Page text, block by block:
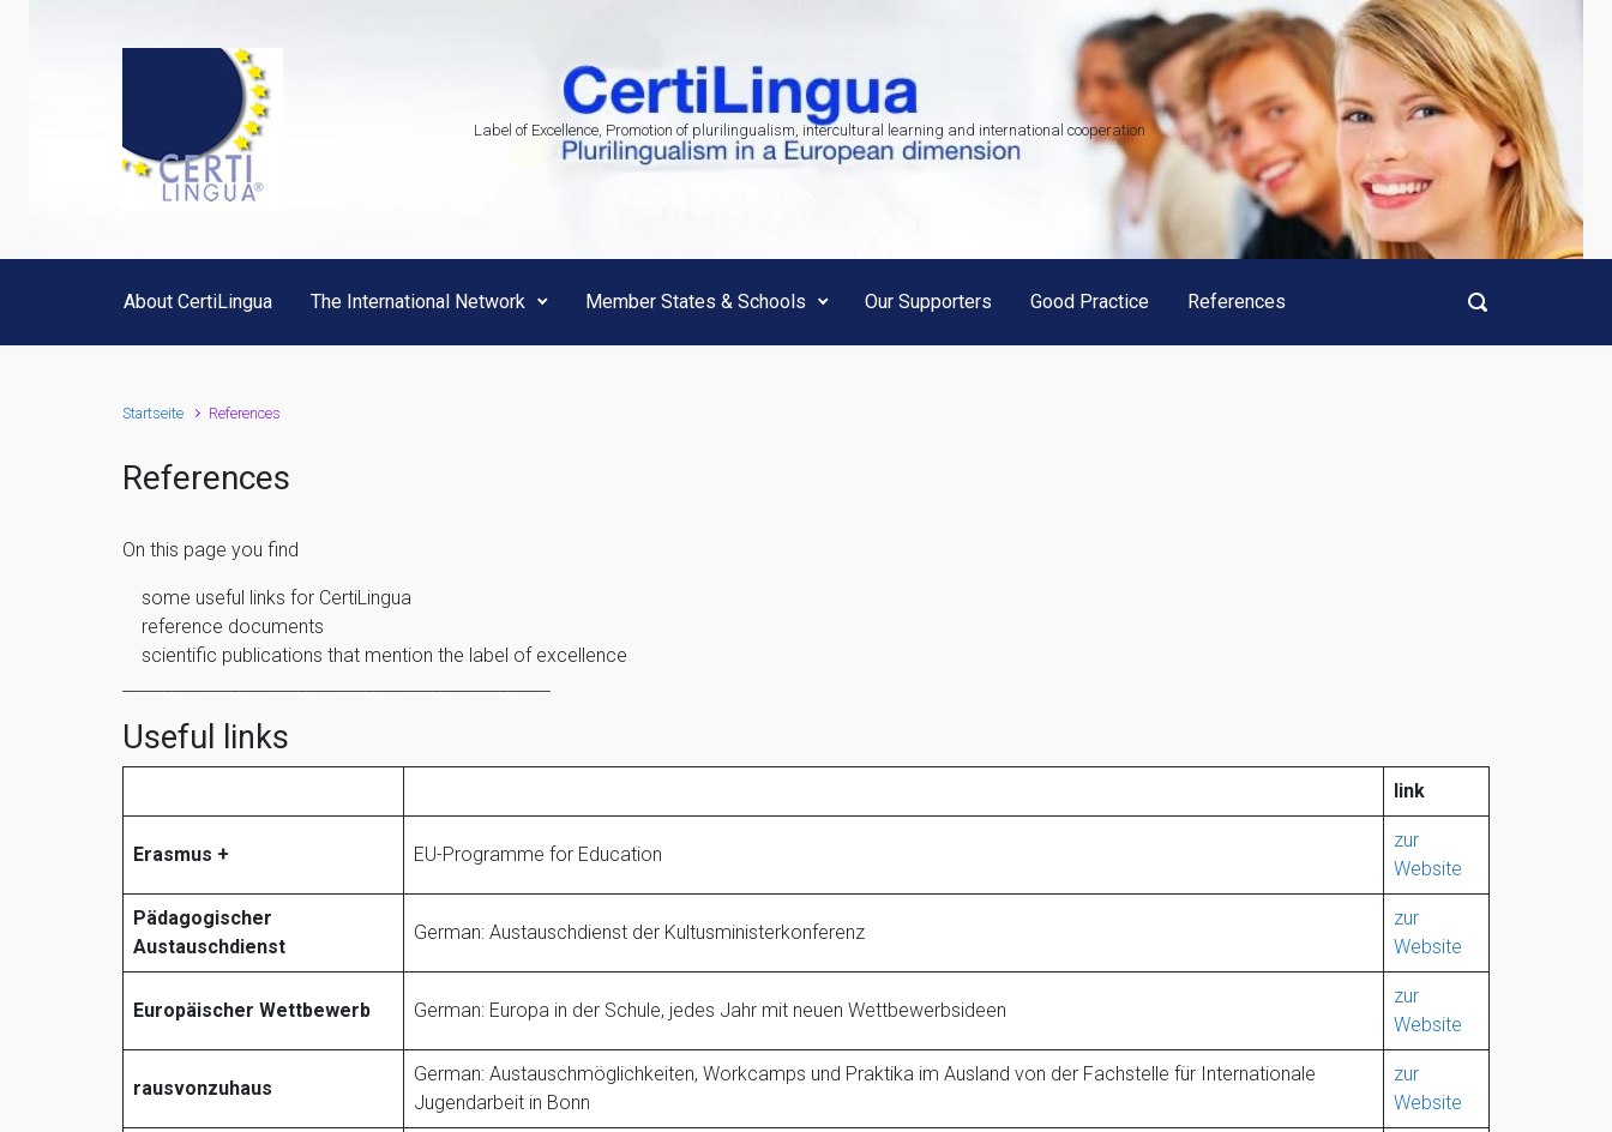
Label of Excellence, Promotion of plurilingualism, intercultural learning and international cooperation
About CertiLingua The International Network Member States & Schools Our Supporters Good Practice References
Startseite References
References
On this page you find
some useful links for CertiLingua
reference documents
scientific publications that mention the label of excellence
Useful links
link
Erasmus + EU-Programme for Education
zur
Website
Pädagogischer
Austauschdienst
German: Austauschdienst der Kultusministerkonferenz
zur
Website
Europäischer Wettbewerb German: Europa in der Schule, jedes Jahr mit neuen Wettbewerbsideen
zur
Website
rausvonzuhaus
German: Austauschmöglichkeiten, Workcamps und Praktika im Ausland von der Fachstelle für Internationale
Jugendarbeit in Bonn
zur
Website